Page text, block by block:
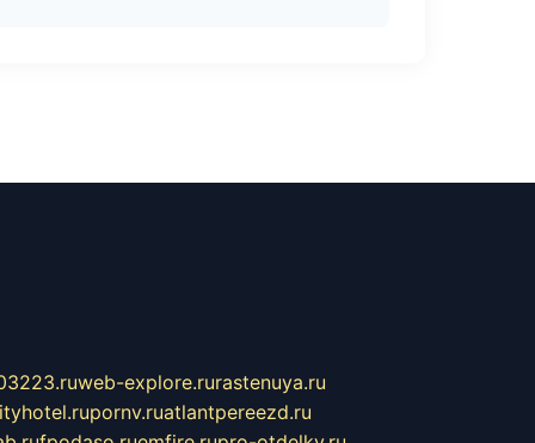
web-explore.rurastenuya.ru
pornv.ruatlantpereezd.ru